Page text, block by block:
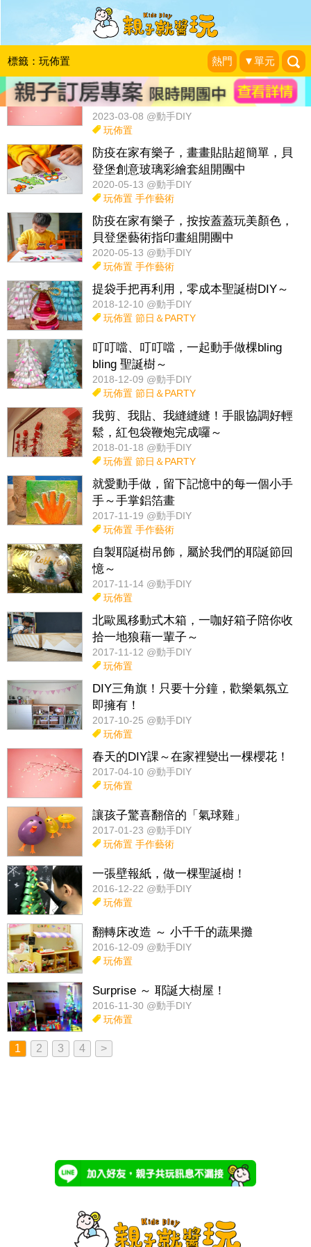
標籤：玩佈置 熱門 ▼單元
話題： 玩具diy 收納妙方diy 玩科學
春意盎然DIY，在家裡變出一棵櫻花樹
～
2023-03-08 @動手DIY
玩佈置
防疫在家有樂子，畫畫貼貼超簡單，貝
登堡創意玻璃彩繪套組開團中
2020-05-13 @動手DIY
玩佈置 手作藝術
防疫在家有樂子，按按蓋蓋玩美顏色，
貝登堡藝術指印畫組開團中
2020-05-13 @動手DIY
玩佈置 手作藝術
提袋手把再利用，零成本聖誕樹DIY～
2018-12-10 @動手DIY
玩佈置 節日＆PARTY
叮叮噹、叮叮噹，一起動手做棵bling
bling 聖誕樹～
2018-12-09 @動手DIY
玩佈置 節日＆PARTY
我剪、我貼、我縫縫縫！手眼協調好輕
鬆，紅包袋鞭炮完成囉～
2018-01-18 @動手DIY
玩佈置 節日＆PARTY
就愛動手做，留下記憶中的每一個小手
手～手掌鋁箔畫
2017-11-19 @動手DIY
玩佈置 手作藝術
自製耶誕樹吊飾，屬於我們的耶誕節回
憶～
2017-11-14 @動手DIY
玩佈置
北歐風移動式木箱，一咖好箱子陪你收
拾一地狼藉一輩子～
2017-11-12 @動手DIY
玩佈置
DIY三角旗！只要十分鐘，歡樂氣氛立
即擁有！
2017-10-25 @動手DIY
玩佈置
春天的DIY課～在家裡變出一棵櫻花！
2017-04-10 @動手DIY
玩佈置
讓孩子驚喜翻倍的「氣球雞」
2017-01-23 @動手DIY
玩佈置 手作藝術
一張壁報紙，做一棵聖誕樹！
2016-12-22 @動手DIY
玩佈置
翻轉床改造 ～ 小千千的蔬果攤
2016-12-09 @動手DIY
玩佈置
Surprise ～ 耶誕大樹屋！
2016-11-30 @動手DIY
玩佈置
1 2 3 4 >